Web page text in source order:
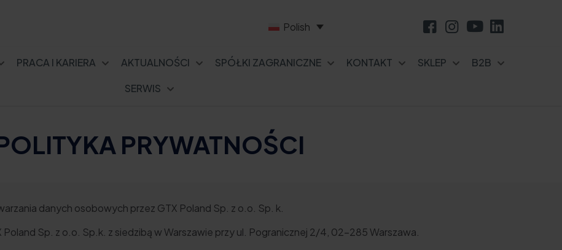
Polish
PRACA I KARIERA AKTUALNOŚCI SPÓŁKI ZAGRANICZNE KONTAKT SKLEP
B2B
SERWIS
PRYWATNOŚCI
danych osobowych przez GTX Poland Sp. z o.o. Sp. k.
Sp. z o.o. Sp.k. z siedzibą w Warszawie przy ul. Pogranicznej 2/4, 02-285 Warszawa.